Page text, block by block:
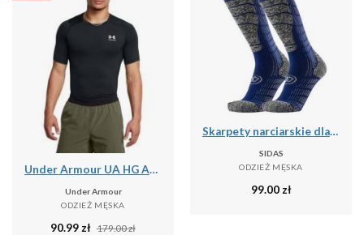
Under Armour UA HG ARMOUR COMP SS Koszulka treningowa męska
Under Armour
ODZIEŻ MĘSKA
90.99 zł 179.00zł
Skarpety narciarskie dla doroslych Sidas Ski Comfort srednia grubosc
SIDAS
ODZIEŻ MĘSKA
99.00 zł